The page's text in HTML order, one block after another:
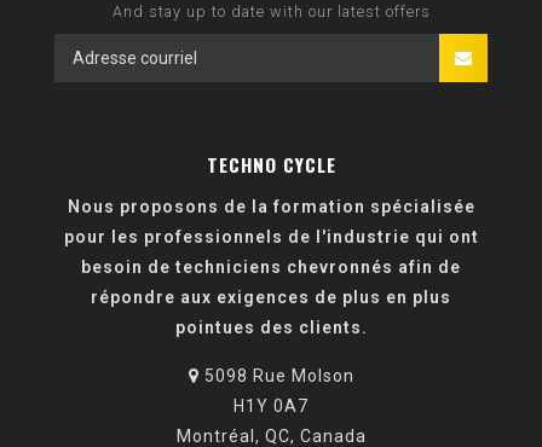
And stay up to date with our latest offers
TECHNO CYCLE
Nous proposons de la formation spécialisée
pour les professionnels de l'industrie qui ont
besoin de techniciens chevronnés afin de
répondre aux exigences de plus en plus
pointues des clients.
5098 Rue Molson
H1Y 0A7
Montréal, QC, Canada